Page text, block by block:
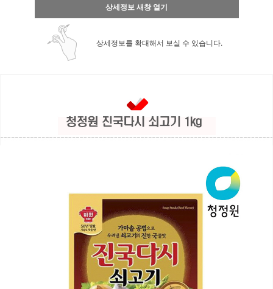
상세정보 새창 열기
상세정보를 확대해서 보실 수 있습니다.